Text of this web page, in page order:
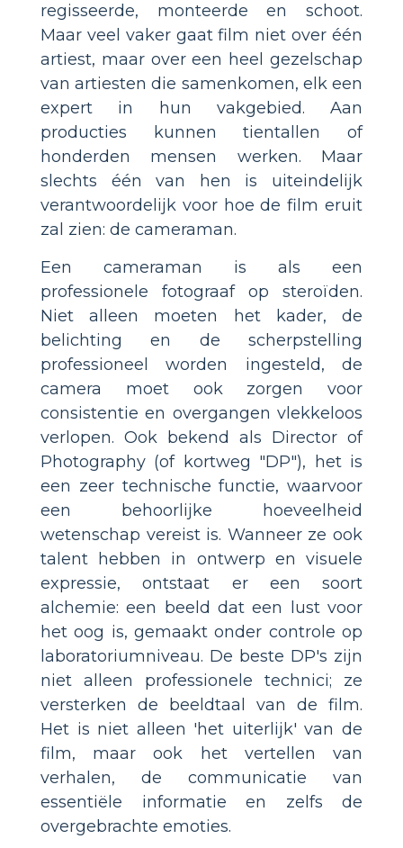
regisseerde, monteerde en schoot.
Maar veel vaker gaat film niet over één
artiest, maar over een heel gezelschap
van artiesten die samenkomen, elk een
expert in hun vakgebied. Aan
producties kunnen tientallen of
honderden mensen werken. Maar
slechts één van hen is uiteindelijk
verantwoordelijk voor hoe de film eruit
zal zien: de cameraman.
Een cameraman is als een
professionele fotograaf op steroïden.
Niet alleen moeten het kader, de
belichting en de scherpstelling
professioneel worden ingesteld, de
camera moet ook zorgen voor
consistentie en overgangen vlekkeloos
verlopen. Ook bekend als Director of
Photography (of kortweg "DP"), het is
een zeer technische functie, waarvoor
een behoorlijke hoeveelheid
wetenschap vereist is. Wanneer ze ook
talent hebben in ontwerp en visuele
expressie, ontstaat er een soort
alchemie: een beeld dat een lust voor
het oog is, gemaakt onder controle op
laboratoriumniveau. De beste DP's zijn
niet alleen professionele technici; ze
versterken de beeldtaal van de film.
Het is niet alleen 'het uiterlijk' van de
film, maar ook het vertellen van
verhalen, de communicatie van
essentiële informatie en zelfs de
overgebrachte emoties.